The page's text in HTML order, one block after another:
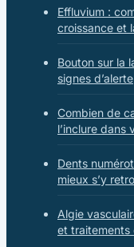
Effluvium :
croissance et
Bouton sur la
signes d’alerte
Combien de
l’inclure dans
Dents
mieux s’y
Algie
et traitements